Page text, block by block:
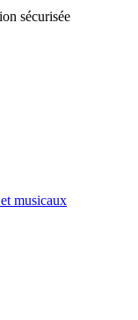
sécurisée
musicaux